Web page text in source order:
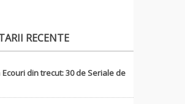
RECENTE
Ecouri din trecut: 30 de Seriale de